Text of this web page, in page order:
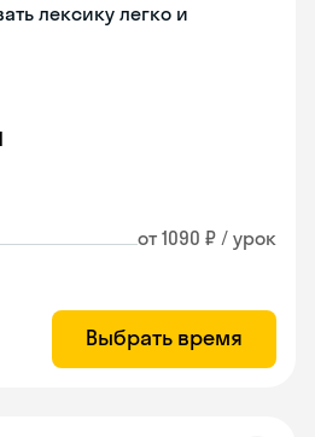
лексику легко и
от 1090 ₽ / урок
Выбрать время